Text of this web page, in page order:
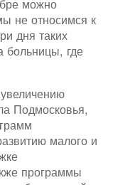
можно
не относимся к
дня таких
больницы, где
Подмосковья,
малого и
программы